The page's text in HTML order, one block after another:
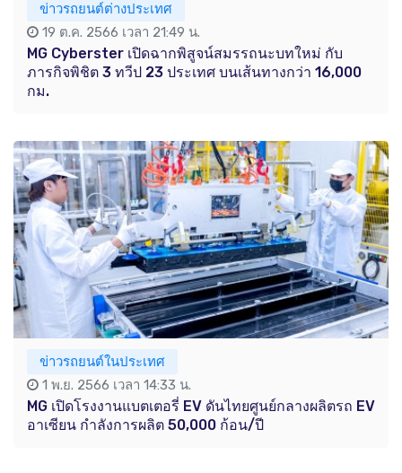
ข่าวรถยนต์ต่างประเทศ
19 ต.ค. 2566 เวลา 21:49 น.
MG Cyberster เปิดฉากพิสูจน์สมรรถนะบทใหม่ กับ
ภารกิจพิชิต 3 ทวีป 23 ประเทศ บนเส้นทางกว่า 16,000
กม.
ข่าวรถยนต์ในประเทศ
1 พ.ย. 2566 เวลา 14:33 น.
MG เปิดโรงงานแบตเตอรี่ EV ดันไทยศูนย์กลางผลิตรถ EV
อาเซียน กำลังการผลิต 50,000 ก้อน/ปี